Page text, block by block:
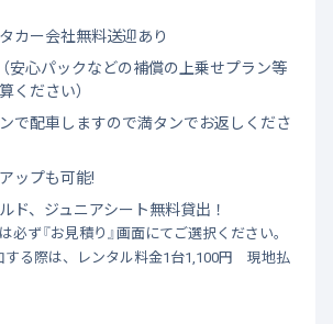
カー会社無料送迎あり
安心パックなどの補償の上乗せプラン等
ください）
で配車しますので満タンでお返しくださ
ップも可能!
ド、ジュニアシート無料貸出！
ず『お見積り』画面にてご選択ください。
る際は、レンタル料金1台1,100円 現地払